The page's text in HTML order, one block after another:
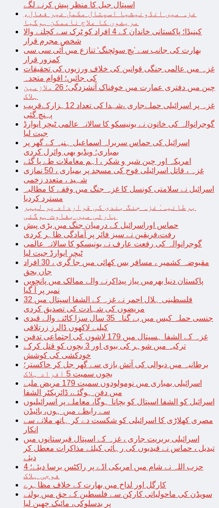
اسپتال جیل کا منظر پیش کرنے لگے
غزہ میں انڈونیشیا اسپتال مکمل غیر فعال،
مریضوں کا علاج ناممکن ہوگیا
کینیڈا؛ پاکستانی خاندان کے 4 افراد کو ٹرک سے کچلنے والا
شخص مجرم قرار
بھارت کی جانب سے ’پچ سوئچنگ‘ تنازع میں آئی سی سی
کمزور قرار
غزہ میں عالمی جنگی قوانین کی خلاف ورزیوں کی تحقیقات
کی جائیں؛ اقوام متحدہ
چین میں دفتری عمارت میں خوفناک آتشزدگی؛ 26 ملازمین
ہلاک
غزہ پر اسرائیلی حملےجاری ،شہدا کی تعداد 12ہزارکےقریب
پہنچ گئی
گوجرانوالہ کی خاتون نے یونیسکو کا سالانہ عالمی ٹیچر ایوارڈ
جیت لیا
اسرائیل کی حماس سربراہ اسماعیل ہنیہ کے گھر پر
بمباری؛ ویڈیو بھی وائرل کردی
امریکہ اور چین شیر و شکر ، اہم معاملات طے پا گئے
غزہ ، قاتل اسرائیلی فوج کی مسجد پر بمباری ، 50 نمازی
شہید ، متعدد زخمی
اسرائیل نے سلامتی کونسل کا غزہ جنگ میں وقفے کا مطالبہ
مسترد کردیا
برطانیہ: غزہ جنگ بندی کی قرارداد پر لیبر
پارٹی میں بغاوت ہوگئی
حماس اوراسرائیل کے درمیان جنگ میں بڑی پیش
رفت،فریقین نے سیز فائر پر آمادگی ظاہر کردی
گوجرانوالہ کی رفعت عارف نے یونیسکو کا سالانہ عالمی
ٹیچر ایوارڈ جیت لیا
مقبوضہ کشمیر ، مسافر بس کھائی میں جا گری ، 30 افراد
جاں بحق
پاکستان دنیا بھرمیں پیاز پیداکرنے والے ممالک میں پانچویں
نمبر پر آ گیا
فلسطینی ہلال احمر نے غزہ کے الشفا اسپتال میں 32
مریضوں کی شہادت کی تصدیق کردی
جنسی حملہ کیس میں بے گناہ 35 سال سزا کاٹنے والے قیدی
کیلیے لاکھوں ڈالرز زرتلافی
غزہ کے الشفا ہسپتال میں 179 لاشوں کی اجتماعی تدفین
ترکیہ میں شوہر کی بیوی اور 3 بچوں کو قتل کرکے
خودکشی کی کوشش
برطانیہ میں دیوالی کی آتش بازی سے گھر جل کر خاکستر؛
بچوں سمیت 5 افراد ہلاک
اسرائیلی بمباری میں نومولودوں سمیت 179 مریض ملبے
میں دفن ہوگئے، ڈائریکٹر الشفا
اسرائیل کو الشفا اسپتال کو بچانا ہوگا، معاملے پر اسرائیلیوں
سے رابطے میں ہوں، بائیڈن
مصری کھلاڑی کا اسرائیلی کو شکست دے کر ہاتھ ملانے سے
انکار
اسرائیلی بربریت جاری ، غزہ کے اسپتال قبرستانوں میں
تبدیل ، حماس نے قیدیوں کی رہائی کیلئے مذاکرات معطل کر
دیئے
حزب اللہ نے شام میں امریکی اڈے پر راکٹس برسا دیئے؛ 4
فوجی ہلاک
کارگل اور لداخ میں بھارت کے خلاف مظاہرے
سویڈن کی ماحولیاتی کارکن سے فلسطین کے حق میں بولنے
پر بدسلوکی، مائیک چھین لیا